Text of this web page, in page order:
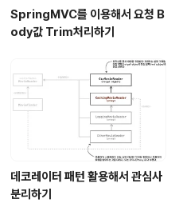
SpringMVC를 이용해서 요청 B
ody값 Trim처리하기
데코레이터 패턴 활용해서 관심사
분리하기